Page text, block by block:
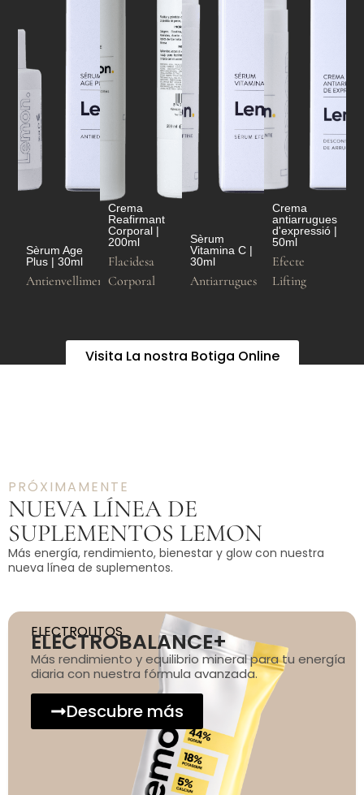
Sèrum Age
Plus | 30ml
Antienvelliment
Crema
Reafirmant
Corporal |
200ml
Flacidesa
Corporal
Sèrum
Vitamina C |
30ml
Antiarrugues
Crema
antiarrugues
d'expressió |
50ml
Efecte
Lifting
Visita La nostra Botiga Online
PRÓXIMAMENTE
NUEVA LÍNEA DE
SUPLEMENTOS LEMON
Más energía, rendimiento, bienestar y glow con nuestra
nueva línea de suplementos.
ELECTROLITOS
ELECTROBALANCE+
Más rendimiento y equilibrio mineral para tu energía
diaria con nuestra fórmula avanzada.
Descubre más